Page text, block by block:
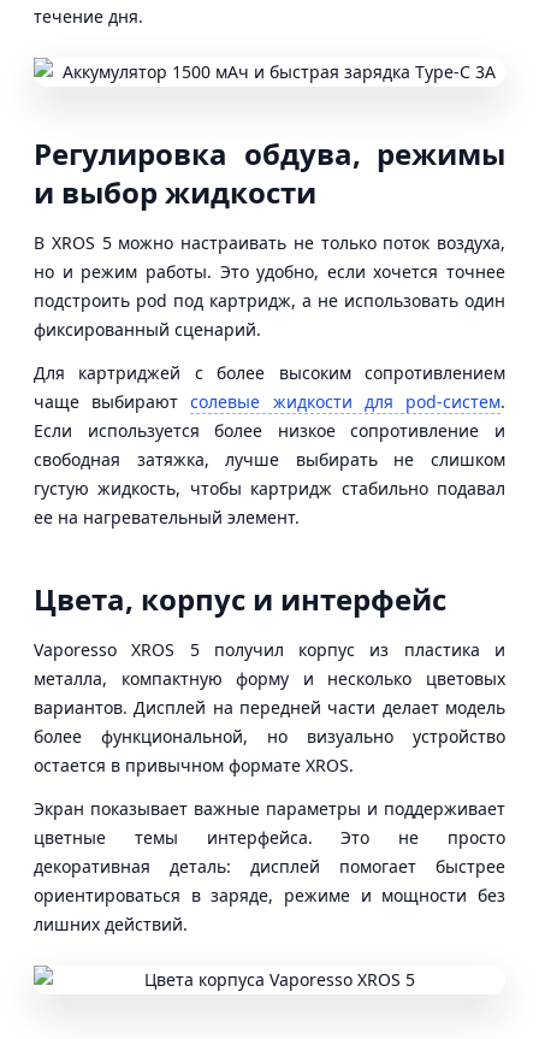
течение дня.
Регулировка обдува, режимы
и выбор жидкости
В XROS 5 можно настраивать не только поток воздуха,
но и режим работы. Это удобно, если хочется точнее
подстроить pod под картридж, а не использовать один
фиксированный сценарий.
Для картриджей с более высоким сопротивлением
чаще выбираютсолевые жидкости для pod-систем.
Если используется более низкое сопротивление и
свободная затяжка, лучше выбирать не слишком
густую жидкость, чтобы картридж стабильно подавал
ее на нагревательный элемент.
Цвета, корпус и интерфейс
Vaporesso XROS 5 получил корпус из пластика и
металла, компактную форму и несколько цветовых
вариантов. Дисплей на передней части делает модель
более функциональной, но визуально устройство
остается в привычном формате XROS.
Экран показывает важные параметры и поддерживает
цветные темы интерфейса. Это не просто
декоративная деталь: дисплей помогает быстрее
ориентироваться в заряде, режиме и мощности без
лишних действий.